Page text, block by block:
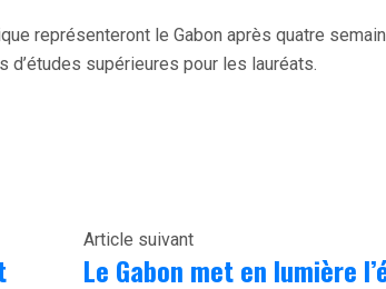
représenteront le Gabon après quatre
d’études supérieures pour les lauréats.
Article suivant
Le Gabon met en lumière